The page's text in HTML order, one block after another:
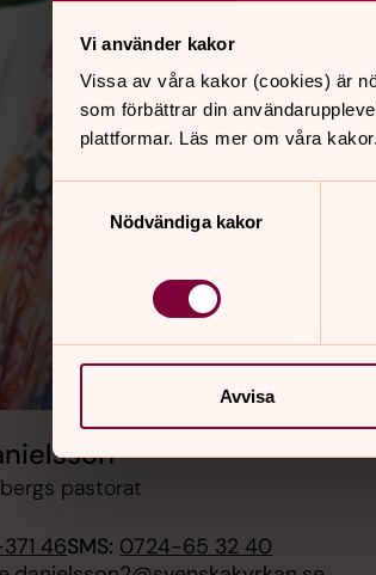
Vi använder kakor
Vissa av våra kakor (cookies) är
som förbättrar din
plattformar. Läs mer om våra kakor.
Nödvändiga kakor
Avvisa
pastorat
46SMS: 0724-65 32 40